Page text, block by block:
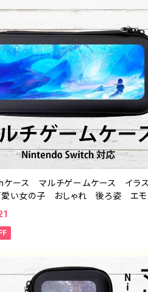
ケース マルチゲームケース イラス
い女の子 おしゃれ 後ろ姿 エモ
綺麗 美しい 景色 ファンタジ
イッチケース カバー 個性的 おす
イラストレーター クリエイター